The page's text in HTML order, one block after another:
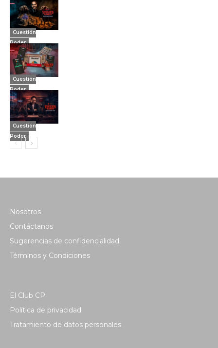
Cuestión
Poder
Cuestión
Poder
Cuestión
Poder
Nosotros
Contáctanos
Sugerencias de confidencialidad
Términos y Condiciones
El Club CP
Política de privacidad
Tratamiento de datos personales